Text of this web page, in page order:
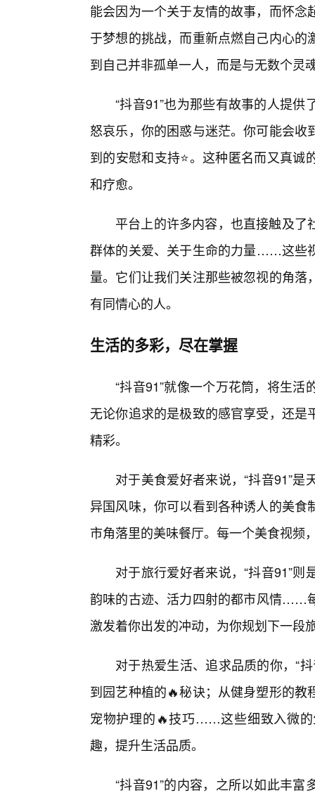
能会因为一个关于友情的故事，而怀
于梦想的挑战，而重新点燃自己内心
到自己并非孤单一人，而是与无数个灵
“抖音91”也为那些有故事的人提
怒哀乐，你的困惑与迷茫。你可能会
到的安慰和支持⭐。这种匿名而又真
和疗愈。
平台上的许多内容，也直接触及
群体的关爱、关于生命的力量……这些
量。它们让我们关注那些被忽视的角
有同情心的人。
生活的多彩，尽在掌握
“抖音91”就像一个万花筒，将生
无论你追求的是极致的感官享受，还
精彩。
对于美食爱好者来说，“抖音91”
异国风味，你可以看到各种诱人的美
市角落里的美味餐厅。每一个美食视频
对于旅行爱好者来说，“抖音91”
韵味的古迹、活力四射的都市风情……
激发着你出发的冲动，为你规划下一段
对于热爱生活、追求品质的你，“
到园艺种植的🔥秘诀；从健身塑形的
宠物护理的🔥技巧……这些细致入微
趣，提升生活品质。
“抖音91”的内容，之所以如此丰